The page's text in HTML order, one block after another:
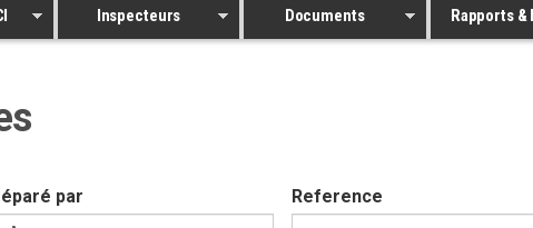
Inspecteurs Documents Rapports &
par Reference